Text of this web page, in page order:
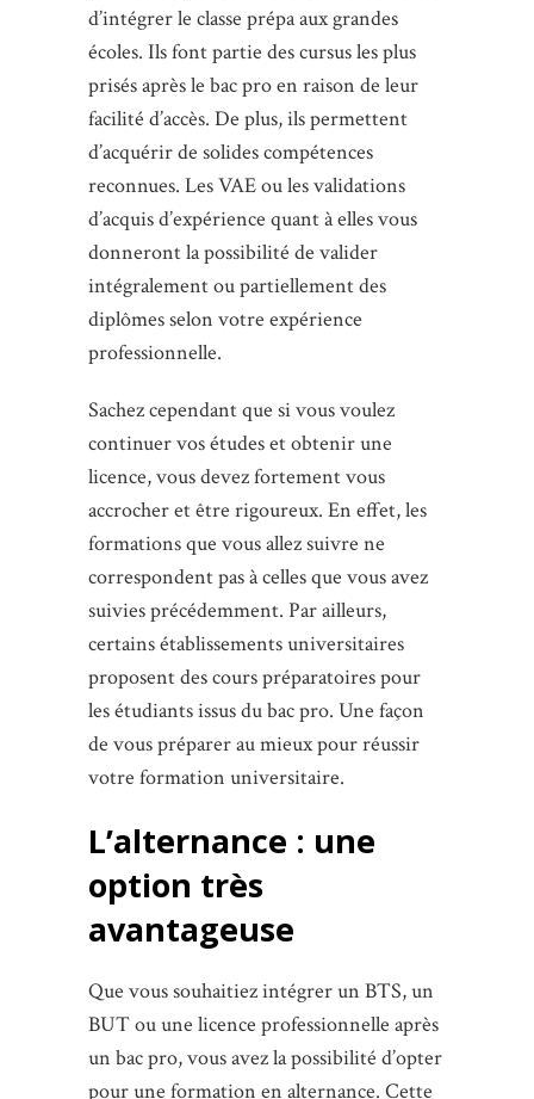
d’intégrer le classe prépa aux grandes
écoles. Ils font partie des cursus les plus
prisés après le bac pro en raison de leur
facilité d’accès. De plus, ils permettent
d’acquérir de solides compétences
reconnues. Les VAE ou les validations
d’acquis d’expérience quant à elles vous
donneront la possibilité de valider
intégralement ou partiellement des
diplômes selon votre expérience
professionnelle.
Sachez cependant que si vous voulez
continuer vos études et obtenir une
licence, vous devez fortement vous
accrocher et être rigoureux. En effet, les
formations que vous allez suivre ne
correspondent pas à celles que vous avez
suivies précédemment. Par ailleurs,
certains établissements universitaires
proposent des cours préparatoires pour
les étudiants issus du bac pro. Une façon
de vous préparer au mieux pour réussir
votre formation universitaire.
L’alternance : une
option très
avantageuse
Que vous souhaitiez intégrer un BTS, un
BUT ou une licence professionnelle après
un bac pro, vous avez la possibilité d’opter
pour une formation en alternance. Cette